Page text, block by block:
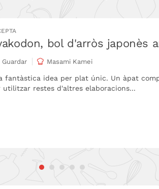
bol d'arròs japonès
Guardar Masami Kamei
fantàstica idea per plat únic. Un àpat
utilitzar restes d'altres elaboracions...